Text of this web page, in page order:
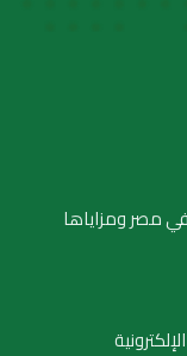
مصر ومزاياها